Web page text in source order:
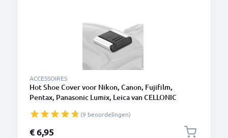
ACCESSOIRES
Hot Shoe Cover voor Nikon, Canon, Fujifilm,
Pentax, Panasonic Lumix, Leica van CELLONIC
(9 beoordelingen)
€ 6,95